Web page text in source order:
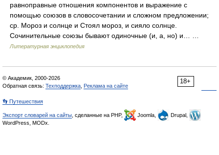
равноправные отношения компонентов и выражение с
помощью союзов в словосочетании и сложном предложении;
ср. Мороз и солнце и Стоял мороз, и сияло солнце.
Сочинительные союзы бывают одиночные (и, а, но) и… …
Литературная энциклопедия
18+
© Академик, 2000-2026
Обратная связь: Техподдержка Реклама на сайте
👣 Путешествия
Экспорт словарей на сайты , сделанные на PHP, Joomla,
Drupal,
WordPress, MODx.